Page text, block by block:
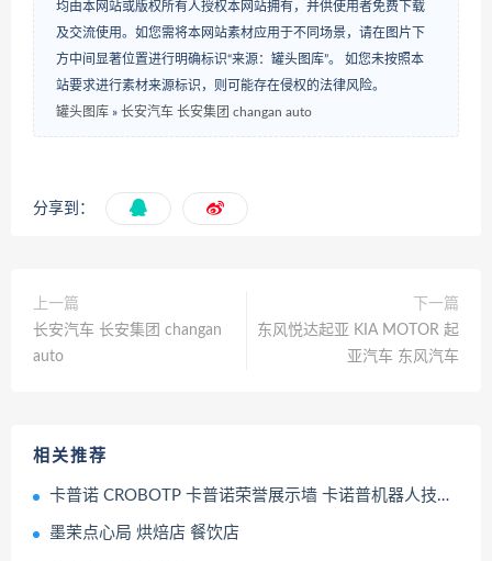
均由本网站或版权所有人授权本网站拥有，并供使用者免费下载
及交流使用。如您需将本网站素材应用于不同场景，请在图片下
方中间显著位置进行明确标识“来源：罐头图库”。 如您未按照本
站要求进行素材来源标识，则可能存在侵权的法律风险。
罐头图库 » 长安汽车 长安集团 changan auto
分享到：
上一篇
长安汽车 长安集团 changan
auto
下一篇
东风悦达起亚 KIA MOTOR 起
亚汽车 东风汽车
相关推荐
卡普诺 CROBOTP 卡普诺荣誉展示墙 卡诺普机器人技术股份有限公司
墨茉点心局 烘焙店 餐饮店